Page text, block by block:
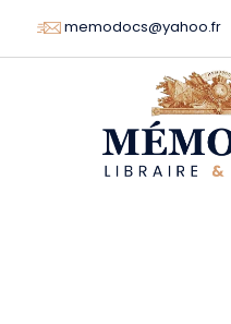
memodocs@yahoo.fr